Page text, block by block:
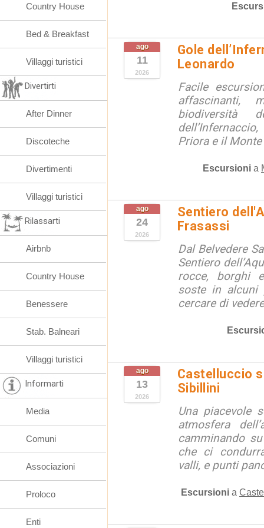
ago
11
2026
Gole
Leonardo
Facile
affascinanti,
biodiversità
Priora e il
Escursioni a
ago
24
2026
Sentiero
Frasassi
Dal Belvedere
Sentiero
rocce, borghi
soste in alcuni
cercare di
ago
13
2026
Castelluccio
Sibillini
Una piacevole
atmosfera
camminando
che ci
valli, e punti
Escursioni a
Country House
Bed & Breakfast
Villaggi turistici
Divertirti
After Dinner
Discoteche
Divertimenti
Villaggi turistici
Rilassarti
Airbnb
Country House
Benessere
Stab. Balneari
Villaggi turistici
Informarti
Media
Comuni
Associazioni
Proloco
Enti